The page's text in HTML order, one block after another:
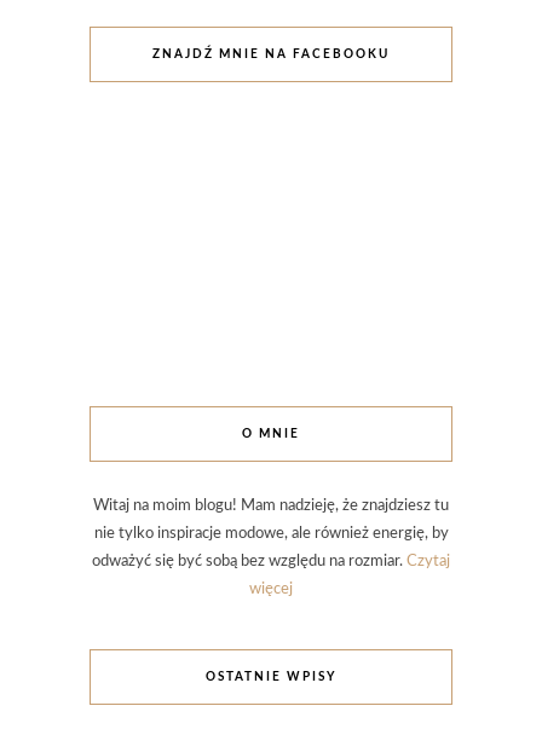
ZNAJDŹ MNIE NA FACEBOOKU
O MNIE
Witaj na moim blogu! Mam nadzieję, że znajdziesz tu
nie tylko inspiracje modowe, ale również energię, by
odważyć się być sobą bez względu na rozmiar. Czytaj
więcej
OSTATNIE WPISY